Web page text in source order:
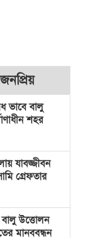
জনপ্রিয়
ভাবে বালু
শহর
যাবজ্জীবন
গ্রেফতার
উত্তোলন
মানববন্ধন